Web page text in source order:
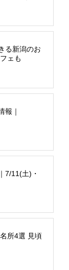
る新潟のお
ェも
報｜
7/11(土)・
所4選 見頃